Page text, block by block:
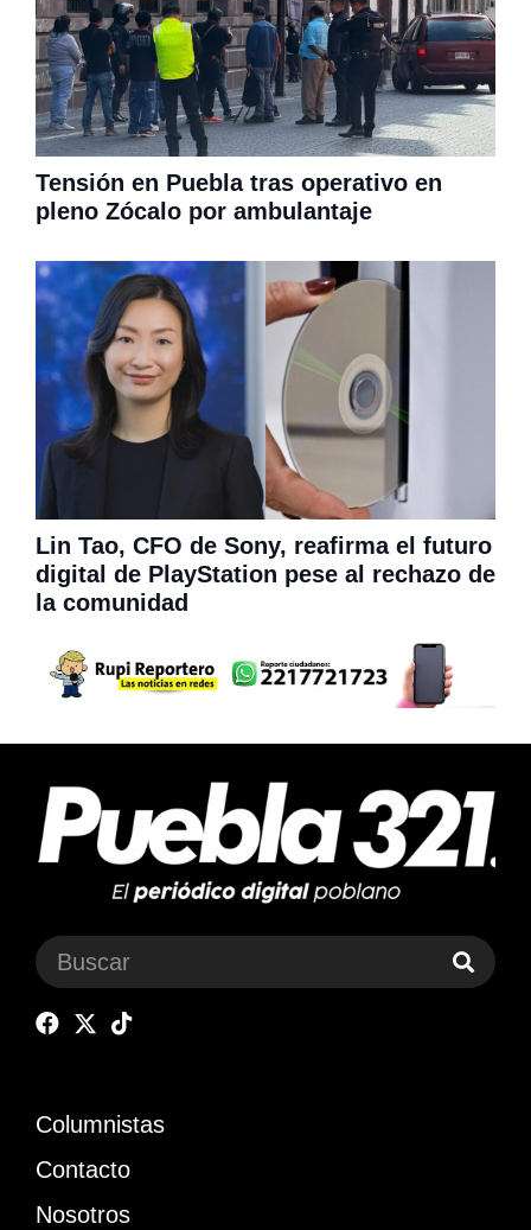
Tensión en Puebla tras operativo en
pleno Zócalo por ambulantaje
Lin Tao, CFO de Sony, reafirma el futuro
digital de PlayStation pese al rechazo de
la comunidad
Columnistas
Contacto
Nosotros